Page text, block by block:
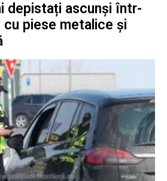
depistați ascunși într-
cu piese metalice și